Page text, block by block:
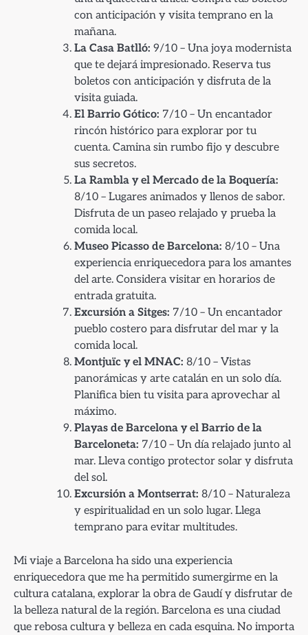
con anticipación y visita temprano en la
mañana.
La Casa Batlló: 9/10 – Una joya modernista
que te dejará impresionado. Reserva tus
boletos con anticipación y disfruta de la
visita guiada.
El Barrio Gótico: 7/10 – Un encantador
rincón histórico para explorar por tu
cuenta. Camina sin rumbo fijo y descubre
sus secretos.
La Rambla y el Mercado de la Boquería:
8/10 – Lugares animados y llenos de sabor.
Disfruta de un paseo relajado y prueba la
comida local.
Museo Picasso de Barcelona: 8/10 – Una
experiencia enriquecedora para los amantes
del arte. Considera visitar en horarios de
entrada gratuita.
Excursión a Sitges: 7/10 – Un encantador
pueblo costero para disfrutar del mar y la
comida local.
Montjuïc y el MNAC: 8/10 – Vistas
panorámicas y arte catalán en un solo día.
Planifica bien tu visita para aprovechar al
máximo.
Playas de Barcelona y el Barrio de la
Barceloneta: 7/10 – Un día relajado junto al
mar. Lleva contigo protector solar y disfruta
del sol.
Excursión a Montserrat: 8/10 – Naturaleza
y espiritualidad en un solo lugar. Llega
temprano para evitar multitudes.
Mi viaje a Barcelona ha sido una experiencia
enriquecedora que me ha permitido sumergirme en la
cultura catalana, explorar la obra de Gaudí y disfrutar de
la belleza natural de la región. Barcelona es una ciudad
que rebosa cultura y belleza en cada esquina. No importa